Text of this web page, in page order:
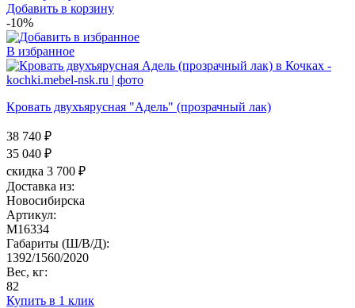
Добавить в корзину
-10%
В избранное
Кровать двухъярусная "Адель" (прозрачный лак)
38 740 ₽
35 040 ₽
скидка 3 700 ₽
Доставка из:
Новосибирска
Артикул:
M16334
Габариты (Ш/В/Д):
1392/1560/2020
Вес, кг:
82
Купить в 1 клик